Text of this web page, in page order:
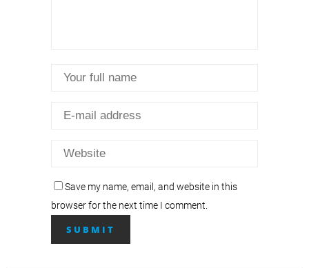
Save my name, email, and website in this
browser for the next time I comment.